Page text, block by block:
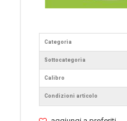
Categoria
Sottocategoria
Calibro
Condizioni articolo